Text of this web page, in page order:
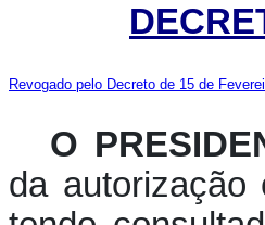
Revogado pelo Decreto de 15 de
O
da